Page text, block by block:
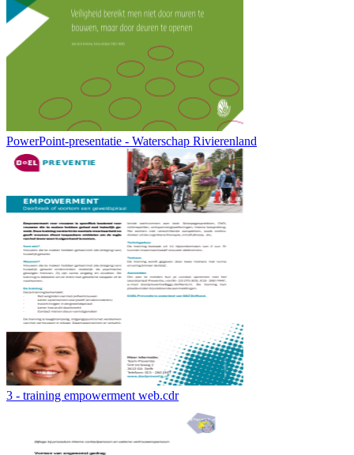
PowerPoint-presentatie - Waterschap Rivierenland
3 - training empowerment web.cdr